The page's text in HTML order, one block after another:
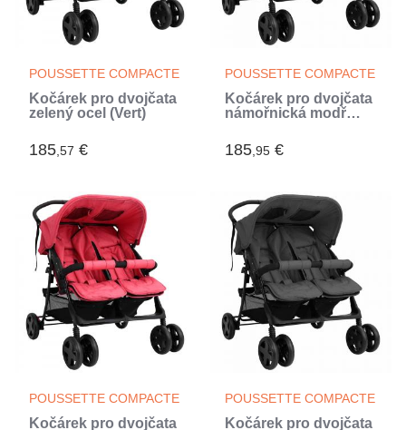
POUSSETTE COMPACTE
Kočárek pro dvojčata
zelený ocel (Vert)
185,57 €
POUSSETTE COMPACTE
Kočárek pro dvojčata
námořnická modř
185,95 €
POUSSETTE COMPACTE
Kočárek pro dvojčata
POUSSETTE COMPACTE
Kočárek pro dvojčata